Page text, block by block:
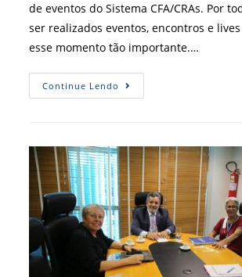
de eventos do Sistema CFA/CRAs. Por
ser realizados eventos, encontros e
esse momento tão importante.…
Continue Lendo CRA-
BA
Profissionais
De
Administração